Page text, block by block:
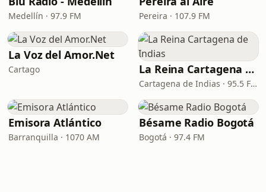
Medellín · 97.9 FM Pereira · 107.9 FM
La Voz del Amor.Net
Cartago La Reina Cartagena de Indias
Cartagena de Indias · 95.5 FM
Emisora Atlántico
Barranquilla · 1070 AM
Bésame Radio Bogotá
Bogotá · 97.4 FM